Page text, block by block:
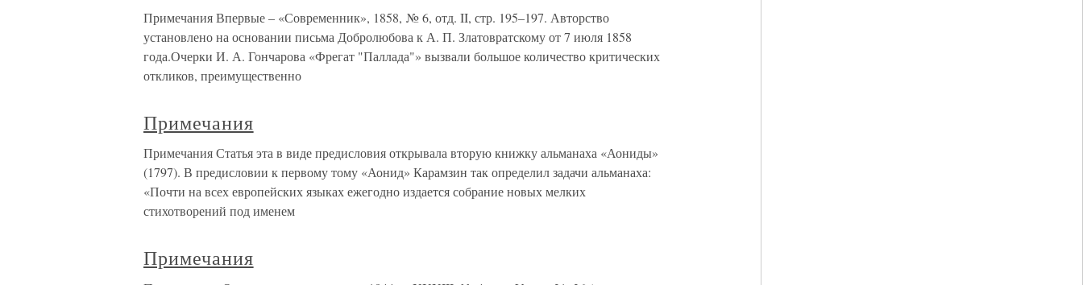
Примечания Впервые – «Современник», 1858, № 6, отд. II, стр. 195–197. Авторство
установлено на основании письма Добролюбова к А. П. Златовратскому от 7 июля 1858
года.Очерки И. А. Гончарова «Фрегат "Паллада"» вызвали большое количество критических
откликов, преимущественно
Примечания
Примечания Статья эта в виде предисловия открывала вторую книжку альманаха «Аониды»
(1797). В предисловии к первому тому «Аонид» Карамзин так определил задачи альманаха:
«Почти на всех европейских языках ежегодно издается собрание новых мелких
стихотворений под именем
Примечания